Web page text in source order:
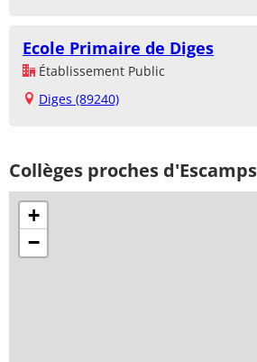
Ecole Primaire de Diges
Établissement Public
Diges (89240)
Collèges proches d'Escamps
+
−